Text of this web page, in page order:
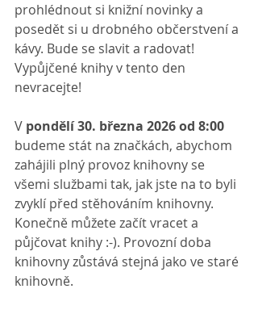
prohlédnout si knižní novinky a
posedět si u drobného občerstvení a
kávy. Bude se slavit a radovat!
Vypůjčené knihy v tento den
nevracejte!
V pondělí 30. března 2026 od 8:00
budeme stát na značkách, abychom
zahájili plný provoz knihovny se
všemi službami tak, jak jste na to byli
zvyklí před stěhováním knihovny.
Konečně můžete začít vracet a
půjčovat knihy :-). Provozní doba
knihovny zůstává stejná jako ve staré
knihovně.